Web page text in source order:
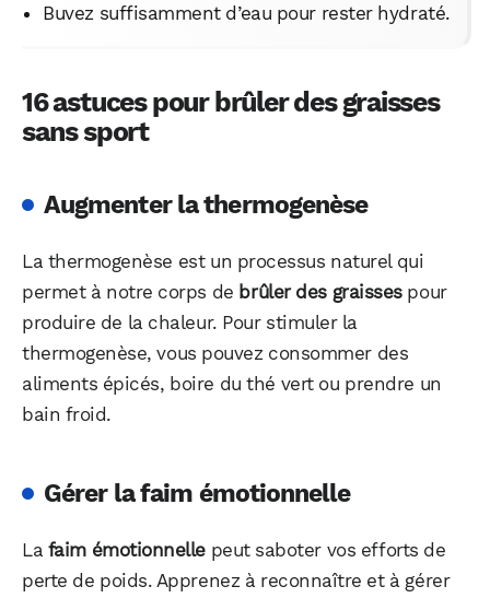
Buvez suffisamment d’eau pour rester hydraté.
16 astuces pour brûler des graisses
sans sport
Augmenter la thermogenèse
La thermogenèse est un processus naturel qui
permet à notre corps de brûler des graissespour
produire de la chaleur. Pour stimuler la
thermogenèse, vous pouvez consommer des
aliments épicés, boire du thé vert ou prendre un
bain froid.
Gérer la faim émotionnelle
La faim émotionnellepeut saboter vos efforts de
perte de poids. Apprenez à reconnaître et à gérer